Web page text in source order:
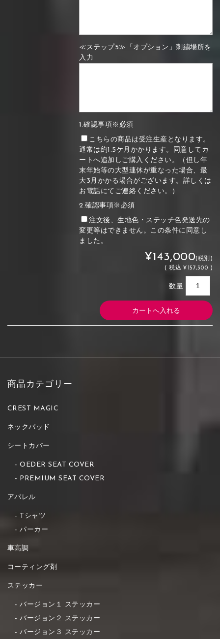
≪ステップ5≫「オプション」刺繍場所を
入力
1.確認事項※必須
こちらの商品は受注生産となります。
通常は約1.5ケ月かかります。同意してカ
ートへ追加しご購入ください。（但し年
末年始等の大型連休が重なった場合、最
大3月かかる場合がございます。詳しくは
お電話にてご連絡ください。）
2.確認事項※必須
注文後、生地色・ステッチ色発送先の
変更等はできません。この条件に同意し
ました。
¥143,000(税別)
(税込 ¥157,300 )
数量
商品カテゴリー
CREST MAGIC
ネックパッド
シートカバー
OEDER SEAT COVER
PREMIUM SEAT COVER
アパレル
Tシャツ
パーカー
車高調
コーティング剤
ステッカー
バージョン１ ステッカー
バージョン２ ステッカー
バージョン３ ステッカー